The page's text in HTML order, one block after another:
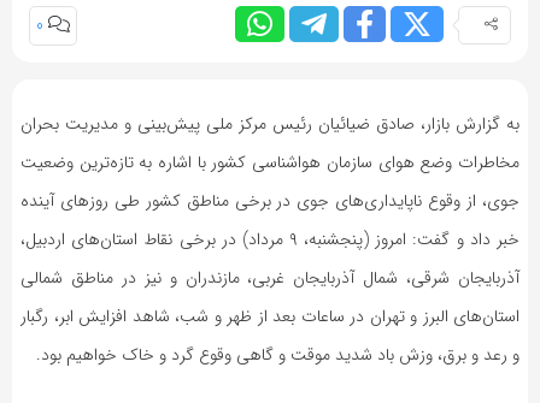
0
به گزارش بازار، صادق ضیائیان رئیس مرکز ملی پیش‌بینی و مدیریت بحران
مخاطرات وضع هوای سازمان هواشناسی کشور با اشاره به تازه‌ترین وضعیت
جوی، از وقوع ناپایداری‌های جوی در برخی مناطق کشور طی روزهای آینده
خبر داد و گفت: امروز (پنجشنبه، ۹ مرداد) در برخی نقاط استان‌های اردبیل،
آذربایجان شرقی، شمال آذربایجان غربی، مازندران و نیز در مناطق شمالی
استان‌های البرز و تهران در ساعات بعد از ظهر و شب، شاهد افزایش ابر، رگبار
و رعد و برق، وزش باد شدید موقت و گاهی وقوع گرد و خاک خواهیم بود.